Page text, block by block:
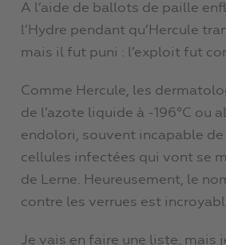
A l’aide de ballots de paille
l’Hydre pendant qu’Hercule
mais il fut puni : l’exploit fut
Comme Hercule, les
de l’azote liquide à -196°C ou
endolori, souvent incapable
cellules infectées qui vont se
de Lerne. Heureusement, le
contre les verrues est
Je vais en faire une liste, mais